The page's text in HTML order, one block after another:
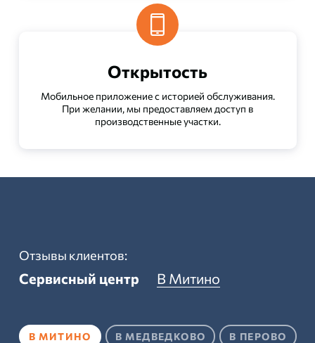
Открытость
Мобильное приложение с историей обслуживания.
При желании, мы предоставляем доступ в
производственные участки.
Отзывы клиентов:
Сервисный центр В Митино
В МИТИНО В МЕДВЕДКОВО В ПЕРОВО